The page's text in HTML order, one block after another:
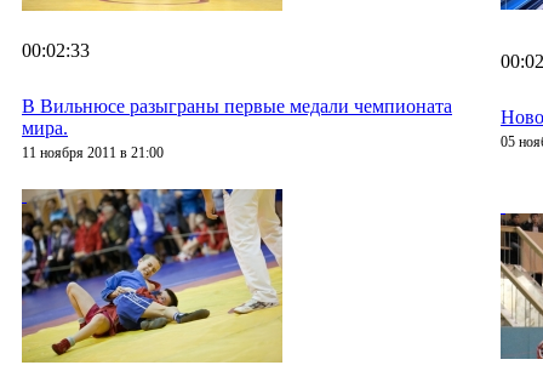
00:02:33
В Вильнюсе разыграны первые медали чемпионата
мира.
11 ноября 2011 в 21:00
05